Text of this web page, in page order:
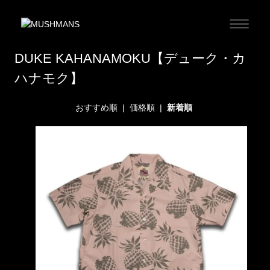
DUKE KAHANAMOKU【デューク・カ
ハナモク】
おすすめ順| 価格順| 新着順